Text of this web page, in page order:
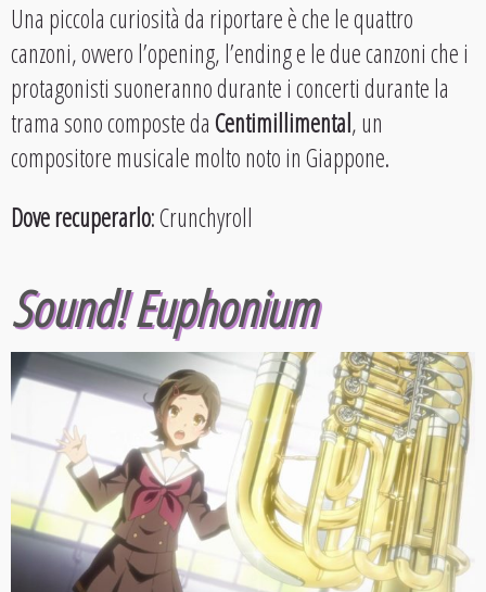
Una piccola curiosità da riportare è che le quattro
canzoni, ovvero l’opening, l’ending e le due canzoni che i
protagonisti suoneranno durante i concerti durante la
trama sono composte daCentimillimental, un
compositore musicale molto noto in Giappone.
Dove recuperarlo: Crunchyroll
Sound! Euphonium